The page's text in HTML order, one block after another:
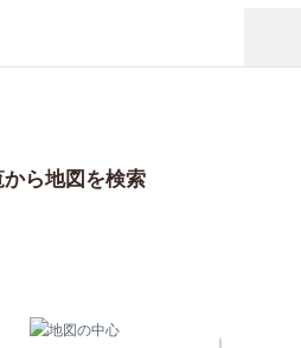
ら地図を検索